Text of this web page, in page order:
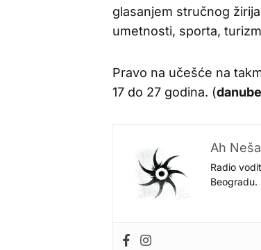
glasanjem stručnog
umetnosti, sporta,
Pravo na učešće na
17 do 27 godina. (
Ah Neša
Radio
Beogradu.